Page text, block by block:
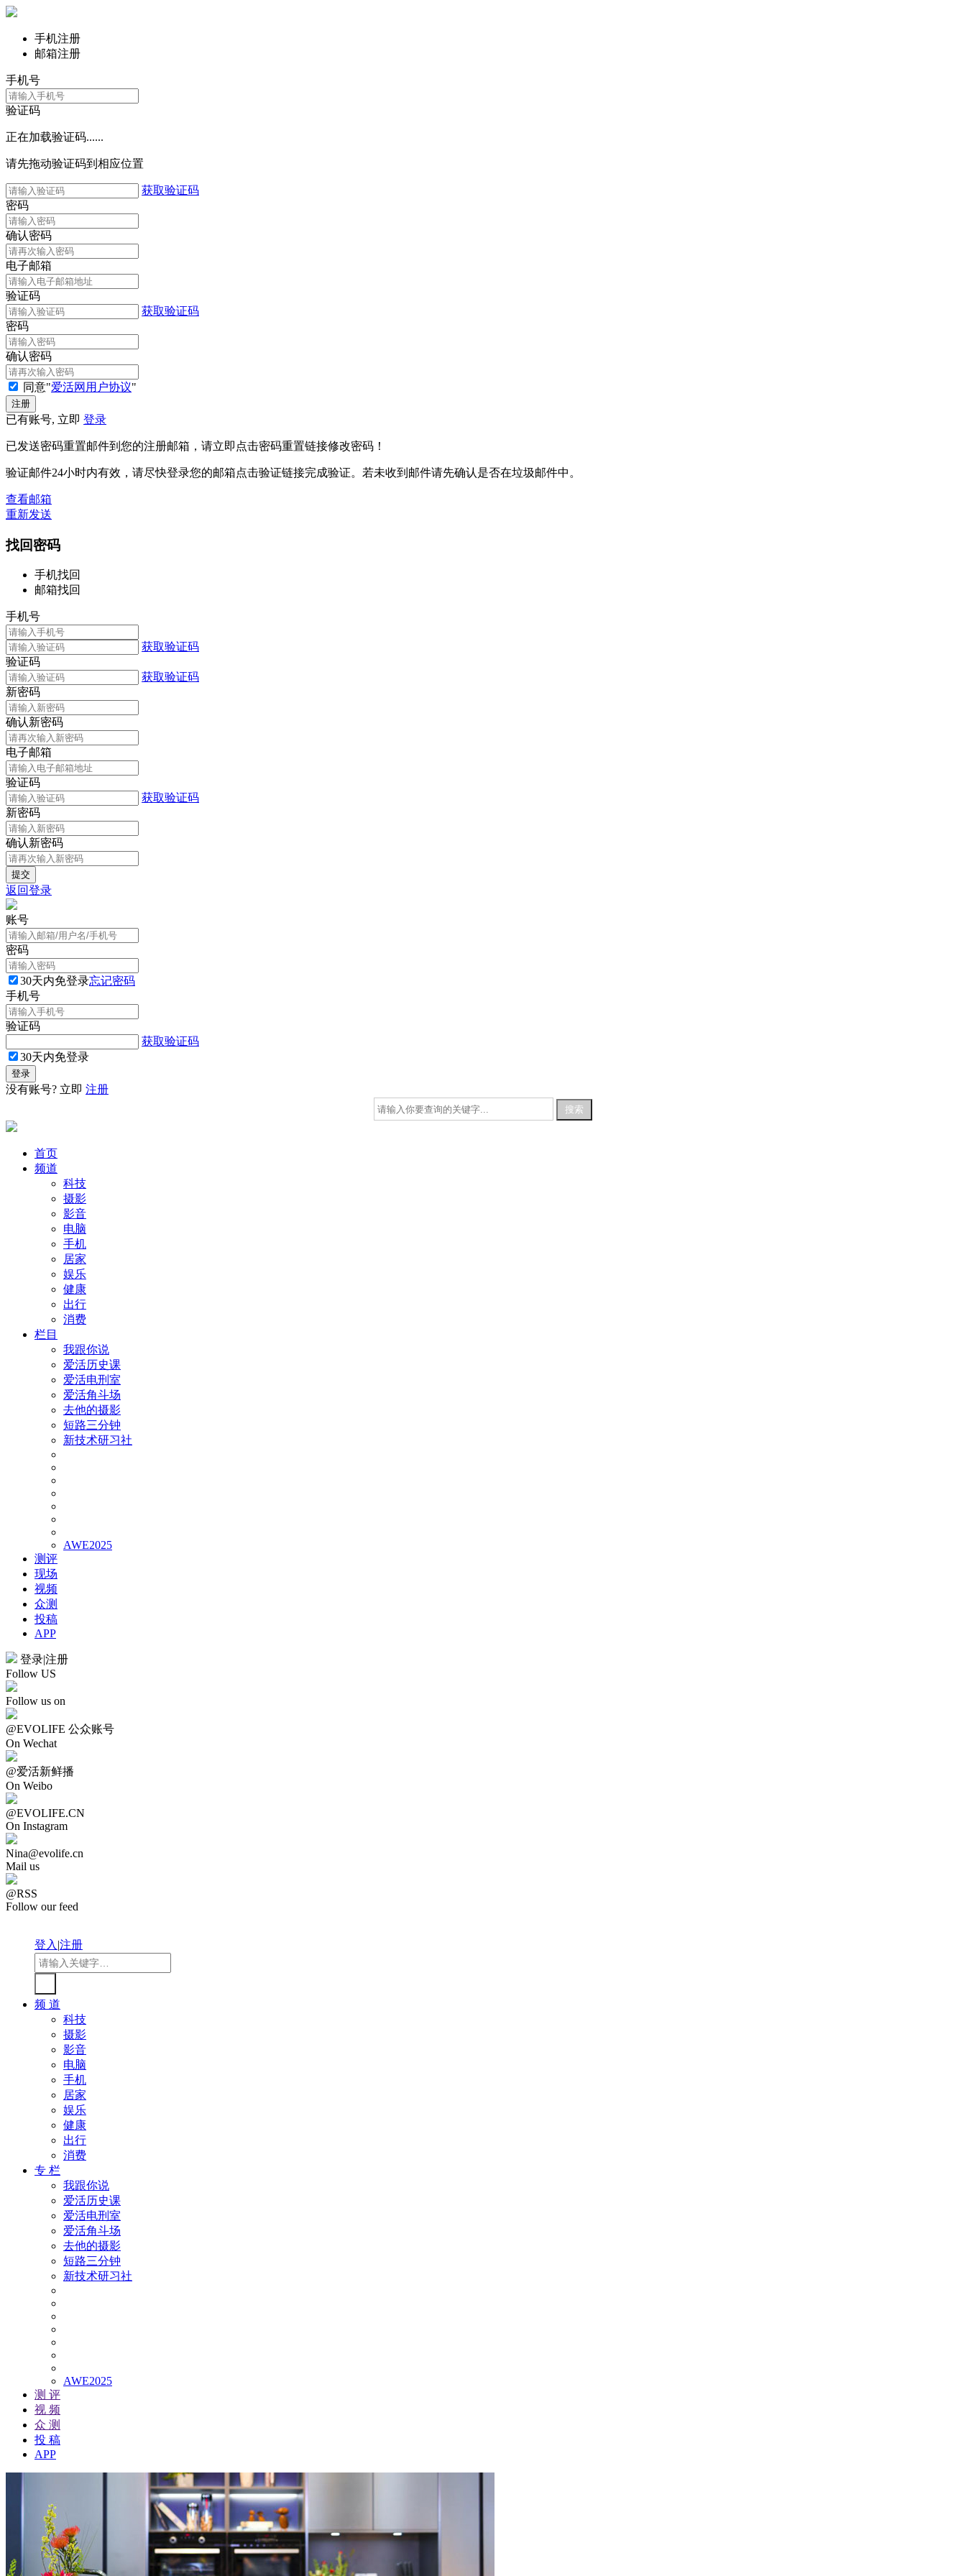
手机注册
邮箱注册
手机号
验证码
正在加载验证码......
请先拖动验证码到相应位置
获取验证码
密码
确认密码
电子邮箱
验证码
获取验证码
密码
确认密码
同意"爱活网用户协议"
已有账号, 立即 登录
已发送密码重置邮件到您的注册邮箱，请立即点击密码重置链接修改密码！
验证邮件24小时内有效，请尽快登录您的邮箱点击验证链接完成验证。若未收到邮件请先确认是否在垃圾邮件中。
查看邮箱
重新发送
找回密码
手机找回
邮箱找回
手机号
获取验证码
验证码
获取验证码
新密码
确认新密码
电子邮箱
验证码
获取验证码
新密码
确认新密码
返回登录
账号
密码
30天内免登录忘记密码
手机号
验证码
获取验证码
30天内免登录
没有账号? 立即 注册
首页
频道
科技
摄影
影音
电脑
手机
居家
娱乐
健康
出行
消费
栏目
我跟你说
爱活历史课
爱活电刑室
爱活角斗场
去他的摄影
短路三分钟
新技术研习社
AWE2025
测评
现场
视频
众测
投稿
APP
登录|注册
Follow US
Follow us on
@EVOLIFE 公众账号
On Wechat
@爱活新鲜播
On Weibo
@EVOLIFE.CN
On Instagram
Nina@evolife.cn
Mail us
@RSS
Follow our feed
登入|注册
频 道
科技
摄影
影音
电脑
手机
居家
娱乐
健康
出行
消费
专 栏
我跟你说
爱活历史课
爱活电刑室
爱活角斗场
去他的摄影
短路三分钟
新技术研习社
AWE2025
测 评
视 频
众 测
投 稿
APP